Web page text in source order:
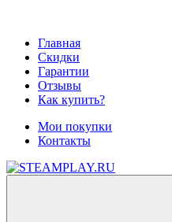
Главная
Скидки
Гарантии
Отзывы
Как купить?
Мои покупки
Контакты